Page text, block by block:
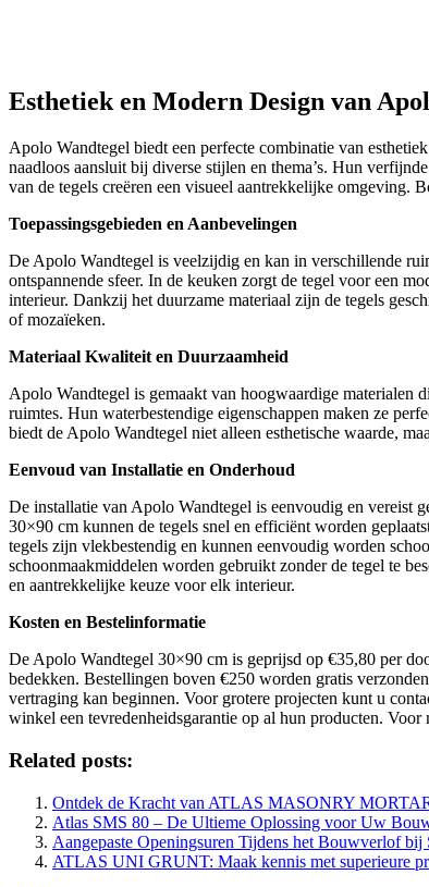
Esthetiek en Modern Design van
Apolo Wandtegel biedt een perfecte combinatie van
naadloos aansluit bij diverse stijlen en thema’s. Hun
van de tegels creëren een visueel aantrekkelijke omgeving.
Toepassingsgebieden en Aanbevelingen
De Apolo Wandtegel is veelzijdig en kan in verschillende
ontspannende sfeer. In de keuken zorgt de tegel voor een
interieur. Dankzij het duurzame materiaal zijn de tegels
of mozaïeken.
Materiaal Kwaliteit en Duurzaamheid
Apolo Wandtegel is gemaakt van hoogwaardige materialen
ruimtes. Hun waterbestendige eigenschappen maken ze
biedt de Apolo Wandtegel niet alleen esthetische waarde,
Eenvoud van Installatie en Onderhoud
De installatie van Apolo Wandtegel is eenvoudig en vereist
30×90 cm kunnen de tegels snel en efficiënt worden
tegels zijn vlekbestendig en kunnen eenvoudig worden
schoonmaakmiddelen worden gebruikt zonder de tegel te
en aantrekkelijke keuze voor elk interieur.
Kosten en Bestelinformatie
De Apolo Wandtegel 30×90 cm is geprijsd op €35,80 per
bedekken. Bestellingen boven €250 worden gratis
vertraging kan beginnen. Voor grotere projecten kunt u
winkel een tevredenheidsgarantie op al hun producten.
Related posts:
Ontdek de Kracht van ATLAS MASONRY
Atlas SMS 80 – De Ultieme Oplossing voor Uw
Aangepaste Openingsuren Tijdens het Bouwverlof bij
ATLAS UNI GRUNT: Maak kennis met superieure